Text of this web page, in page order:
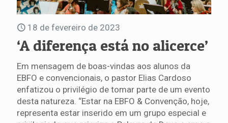
18 de fevereiro de 2023
‘A diferença está no alicerce’
Em mensagem de boas-vindas aos alunos da
EBFO e convencionais, o pastor Elias Cardoso
enfatizou o privilégio de tomar parte de um evento
desta natureza. “Estar na EBFO & Convenção, hoje,
representa estar inserido em um grupo especial e